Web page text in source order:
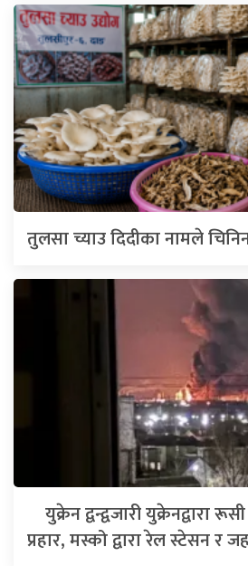
तुलसा च्याउ दिदीका नामले
युक्रेन द्वन्द्वजारी युक्रेनद्वारा
प्रहार, मस्को द्वारा रेल स्टेसन र